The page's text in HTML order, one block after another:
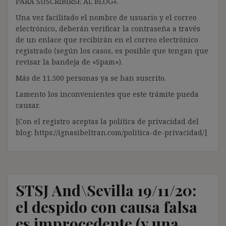
Una vez facilitado el nombre de usuario y el correo
electrónico, deberán verificar la contraseña a través
de un enlace que recibirán en el correo electrónico
registrado (según los casos, es posible que tengan que
revisar la bandeja de «Spam»).
Más de 11.500 personas ya se han suscrito.
Lamento los inconvenientes que este trámite pueda
causar.
[Con el registro aceptas la política de privacidad del
blog: https://ignasibeltran.com/politica-de-privacidad/]
STSJ And\Sevilla 19/11/20:
el despido con causa falsa